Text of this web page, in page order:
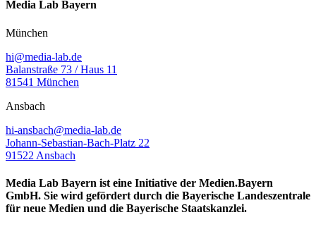
Media Lab Bayern
München
hi@media-lab.de
Balanstraße 73 / Haus 11
81541 München
Ansbach
hi-ansbach@media-lab.de
Johann-Sebastian-Bach-Platz 22
91522 Ansbach
Media Lab Bayern ist eine Initiative der Medien.Bayern
GmbH. Sie wird gefördert durch die Bayerische Landeszentrale
für neue Medien und die Bayerische Staatskanzlei.